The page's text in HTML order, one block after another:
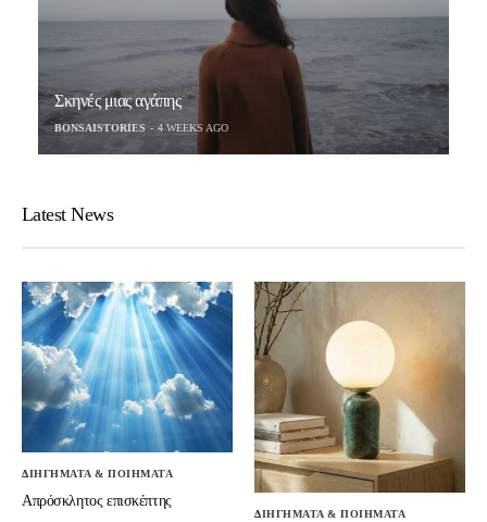
Σκηνές μιας αγάπης
BONSAISTORIES 4 WEEKS AGO
Latest News
ΔΙΗΓΗΜΑΤΑ & ΠΟΙΗΜΑΤΑ
Απρόσκλητος επισκέπτης
ΔΙΗΓΗΜΑΤΑ & ΠΟΙΗΜΑΤΑ